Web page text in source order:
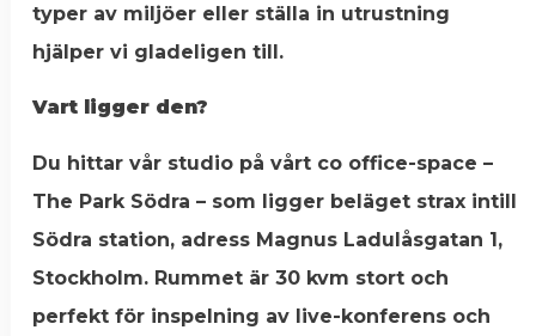
typer av miljöer eller ställa in utrustning
hjälper vi gladeligen till.
Vart ligger den?
Du hittar vår studio på vårt co office-space –
The Park Södra – som ligger beläget strax intill
Södra station, adress Magnus Ladulåsgatan 1,
Stockholm. Rummet är 30 kvm stort och
perfekt för inspelning av live-konferens och